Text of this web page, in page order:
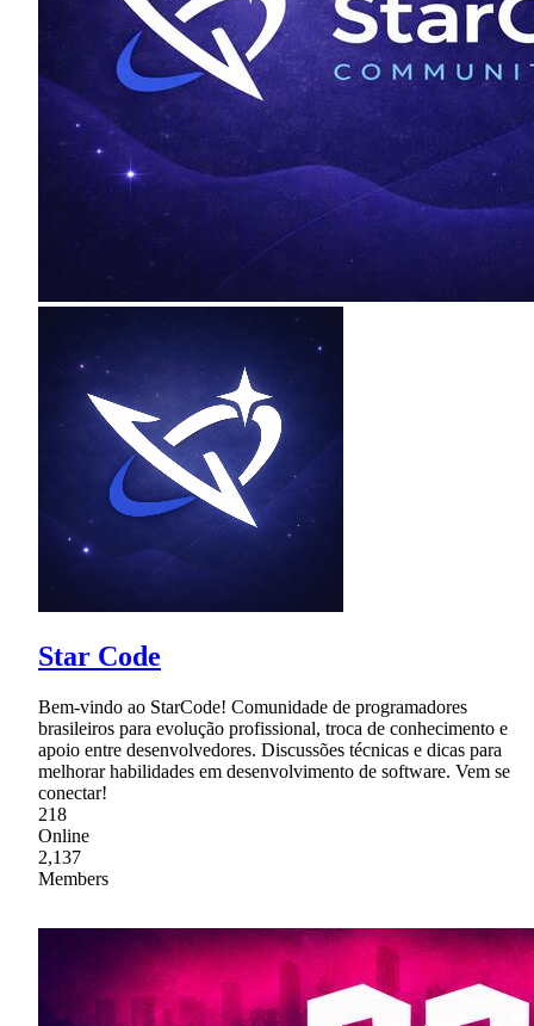
Star Code
Bem-vindo ao StarCode! Comunidade de programadores
brasileiros para evolução profissional, troca de conhecimento e
apoio entre desenvolvedores. Discussões técnicas e dicas para
melhorar habilidades em desenvolvimento de software. Vem se
conectar!
218
Online
2,137
Members